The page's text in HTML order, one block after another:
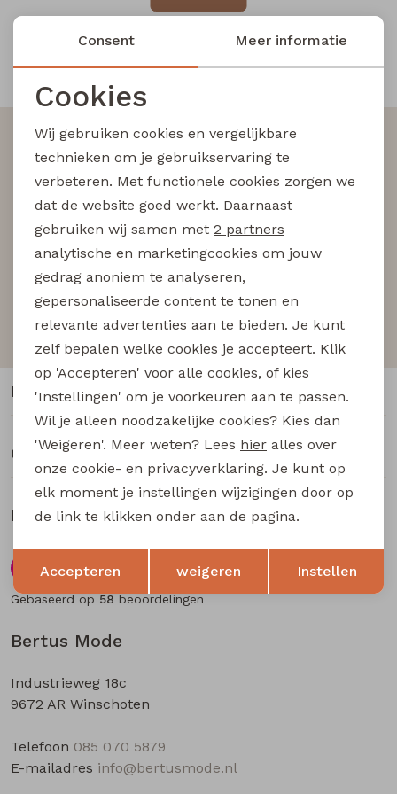
Blouses lange mouw
Sweatshirts
Pullover
Vesten
Jackjes
Blazers
Buitenjack
Bermuda's
Piraat broeken
Lange broeken
Rokken
Bermuda's
Lange broek
Jassen
Bermudas
Lange broeken
Rokken
Lange broeken
Lange broeken
Leggings
Rokken
Sweatshirts
Tops
Vesten
Snelle en betrouwbare levering
Altijd als eerste op de hoogte zijn?
Schrijf je in voor onze nieuwsbrief en wees als eerst
op de hoogte van nieuwe acties!
Aanmelden
Bertus Mode
Industrieweg 18c
9672 AR Winschoten
Telefoon 085 070 5879
E-mailadres info@bertusmode.nl
Klantenservice
Over Bertus Mode
Klantbeoordelingen
9.5
Gebaseerd op 58 beoordelingen
Noodzakelijke cookies
Analytische cookies
Marketing cookies
Terug Opslaan
Consent Meer informatie
Cookies
Wij gebruiken cookies en vergelijkbare
technieken om je gebruikservaring te
verbeteren. Met functionele cookies zorgen we
dat de website goed werkt. Daarnaast
gebruiken wij samen met 2 partners
analytische en marketingcookies om jouw
gedrag anoniem te analyseren,
gepersonaliseerde content te tonen en
relevante advertenties aan te bieden. Je kunt
zelf bepalen welke cookies je accepteert. Klik
op 'Accepteren' voor alle cookies, of kies
'Instellingen' om je voorkeuren aan te passen.
Wil je alleen noodzakelijke cookies? Kies dan
'Weigeren'. Meer weten? Lees hier alles over
onze cookie- en privacyverklaring. Je kunt op
elk moment je instellingen wijzigingen door op
de link te klikken onder aan de pagina.
Accepteren weigeren Instellen